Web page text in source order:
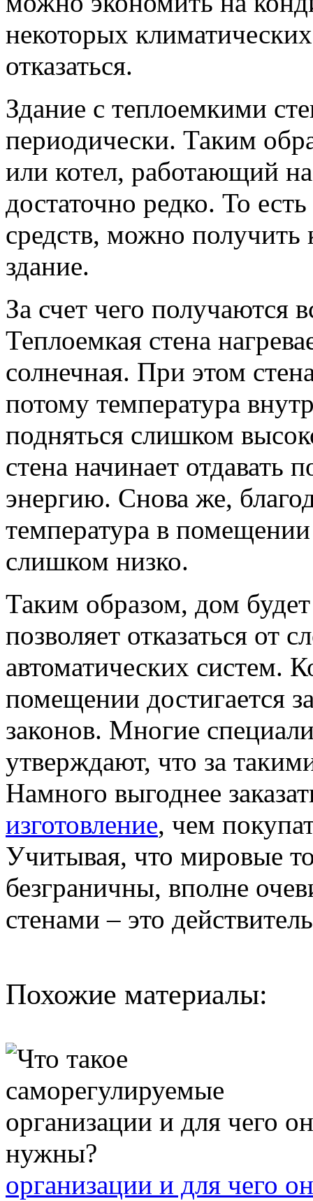
некоторых
отказаться.
Здание с теплоемкими
периодически. Таким
или котел, работающий
достаточно редко. То
средств, можно
здание.
За счет чего получаются
Теплоемкая стена
солнечная. При этом
потому температура
подняться слишком
стена начинает отдавать
энергию. Снова же,
температура в
слишком низко.
Таким образом, дом
позволяет отказаться
автоматических систем.
помещении достигается
законов. Многие
утверждают, что за
Намного выгоднее
изготовление, чем
Учитывая, что мировые
безграничны, вполне
стенами – это
Похожие материалы:
организации и для чего